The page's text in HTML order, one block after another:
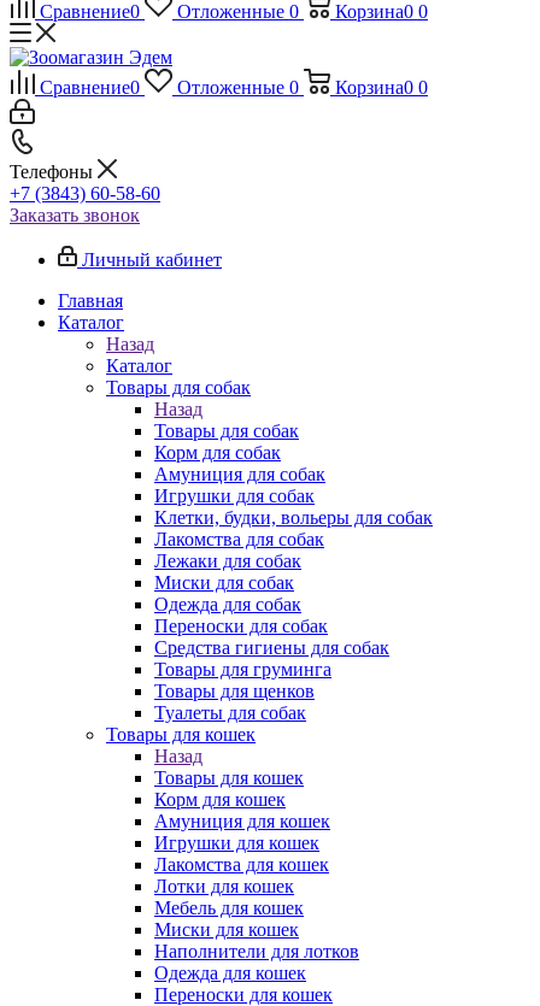
Сравнение0 Отложенные 0 Корзина0 0
Сравнение0 Отложенные 0 Корзина0 0
Телефоны
+7 (3843) 60-58-60
Заказать звонок
Личный кабинет
Главная
Каталог
Назад
Каталог
Товары для собак
Назад
Товары для собак
Корм для собак
Амуниция для собак
Игрушки для собак
Клетки, будки, вольеры для собак
Лакомства для собак
Лежаки для собак
Миски для собак
Одежда для собак
Переноски для собак
Средства гигиены для собак
Товары для груминга
Товары для щенков
Туалеты для собак
Товары для кошек
Назад
Товары для кошек
Корм для кошек
Амуниция для кошек
Игрушки для кошек
Лакомства для кошек
Лотки для кошек
Мебель для кошек
Миски для кошек
Наполнители для лотков
Одежда для кошек
Переноски для кошек